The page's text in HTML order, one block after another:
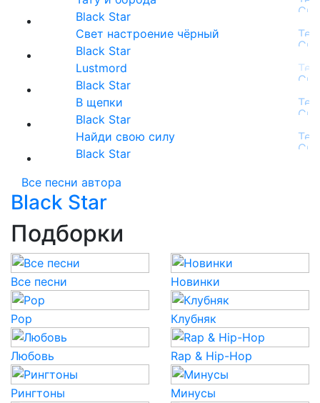
Black Star
Свет настроение чёрный
Black Star
Lustmord
Black Star
В щепки
Black Star
Найди свою силу
Black Star
Все песни автора
Black Star
Подборки
Все песни Новинки
Pop Клубняк
Любовь Rap & Hip-Hop
Рингтоны Минусы